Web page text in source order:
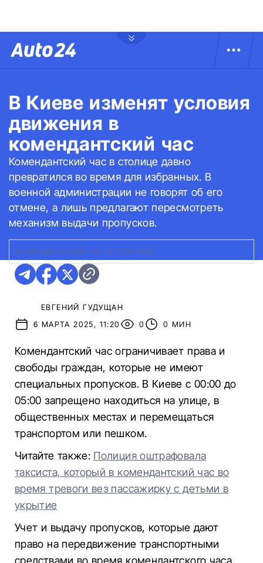
В Киеве изменят условия
движения в
комендантский час
Комендантский час в столице давно
превратился во время для избранных. В
военной администрации не говорят об его
отмене, а лишь предлагают пересмотреть
механизм выдачи пропусков.
КОМЕНДАНТСКИЙ ЧАС В СТОЛИЦЕ
ЕВГЕНИЙ ГУДУЩАН
6 МАРТА 2025, 11:20
0 0 МИН
Комендантский час ограничивает права и
свободы граждан, которые не имеют
специальных пропусков. В Киеве с 00:00 до
05:00 запрещено находиться на улице, в
общественных местах и перемещаться
транспортом или пешком.
Читайте также: Полиция оштрафовала
таксиста, который в комендантский час во
время тревоги вез пассажирку с детьми в
укрытие
Учет и выдачу пропусков, которые дают
право на передвижение транспортными
средствами во время комендантского часа,